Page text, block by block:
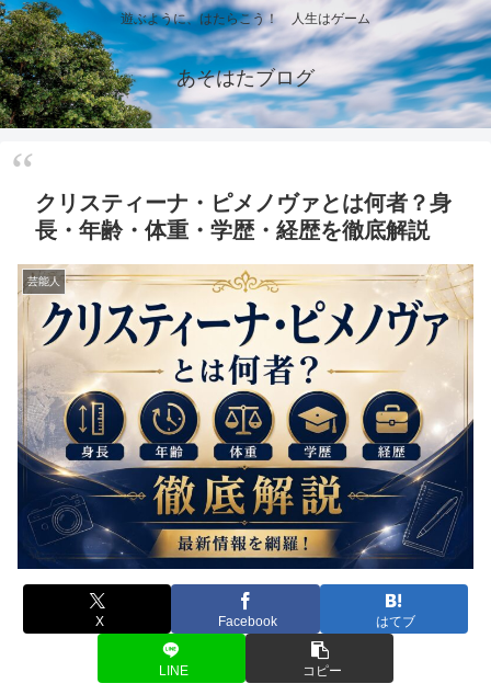
遊ぶように、はたらこう！ 人生はゲーム
あそはたブログ
クリスティーナ・ピメノヴァとは何者？身
長・年齢・体重・学歴・経歴を徹底解説
芸能人
X Facebook はてブ
LINE コピー